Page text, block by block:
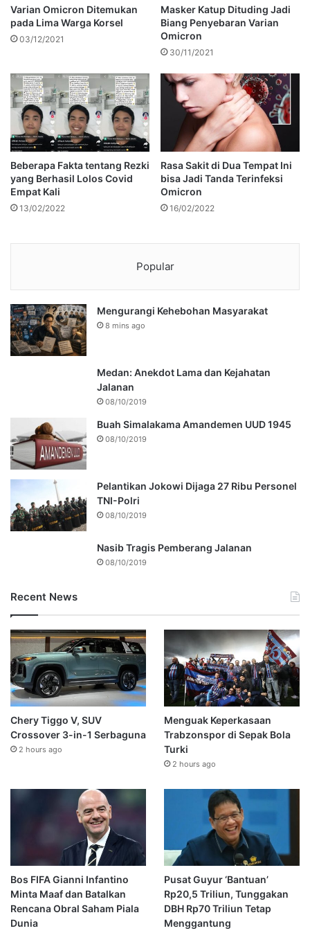
Varian Omicron Ditemukan
pada Lima Warga Korsel
03/12/2021
Masker Katup Dituding Jadi
Biang Penyebaran Varian
Omicron
30/11/2021
Beberapa Fakta tentang Rezki
yang Berhasil Lolos Covid
Empat Kali
13/02/2022
Rasa Sakit di Dua Tempat Ini
bisa Jadi Tanda Terinfeksi
Omicron
16/02/2022
Popular
Mengurangi Kehebohan Masyarakat
8 mins ago
Medan: Anekdot Lama dan Kejahatan
Jalanan
08/10/2019
Buah Simalakama Amandemen UUD 1945
08/10/2019
Pelantikan Jokowi Dijaga 27 Ribu Personel
TNI-Polri
08/10/2019
Nasib Tragis Pemberang Jalanan
08/10/2019
Recent News
Chery Tiggo V, SUV
Crossover 3-in-1 Serbaguna
2 hours ago
Menguak Keperkasaan
Trabzonspor di Sepak Bola
Turki
2 hours ago
Bos FIFA Gianni Infantino
Minta Maaf dan Batalkan
Rencana Obral Saham Piala
Dunia
Pusat Guyur ‘Bantuan’
Rp20,5 Triliun, Tunggakan
DBH Rp70 Triliun Tetap
Menggantung